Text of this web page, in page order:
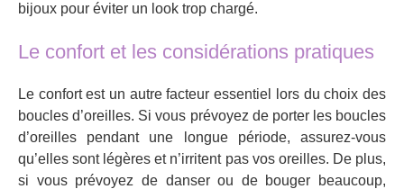
bijoux pour éviter un look trop chargé.
Le confort et les considérations pratiques
Le confort est un autre facteur essentiel lors du choix des
boucles d’oreilles. Si vous prévoyez de porter les boucles
d’oreilles pendant une longue période, assurez-vous
qu’elles sont légères et n’irritent pas vos oreilles. De plus,
si vous prévoyez de danser ou de bouger beaucoup,